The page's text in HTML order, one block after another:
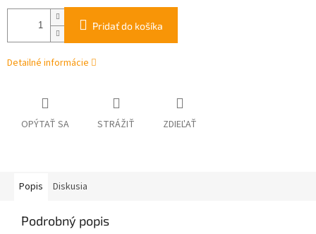
Pridať do košíka
Detailné informácie
OPÝTAŤ SA STRÁŽIŤ ZDIEĽAŤ
Popis Diskusia
Podrobný popis